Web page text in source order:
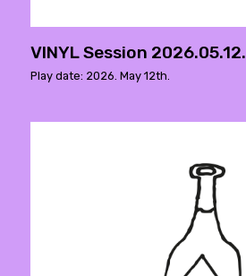
VINYL Session 2026.05.12.
Play date: 2026. May 12th.